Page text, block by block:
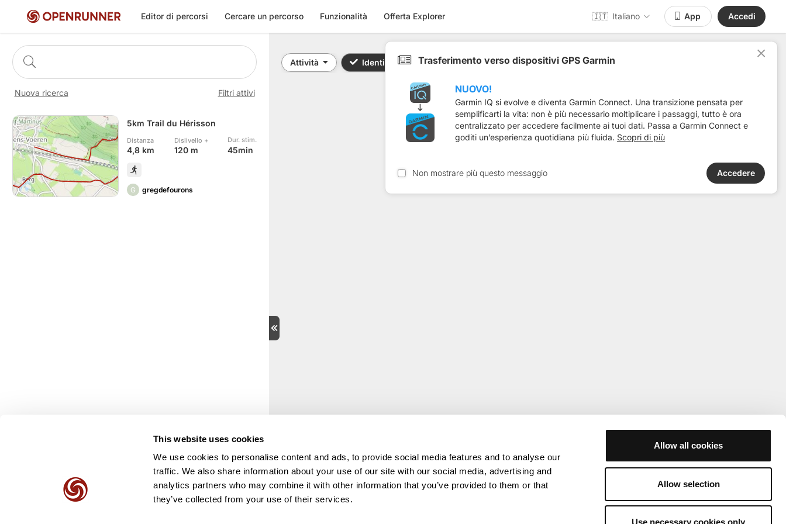
This website uses cookies
We use cookies to personalise content and ads, to provide social media features and to analyse our
traffic. We also share information about your use of our site with our social media, advertising and
analytics partners who may combine it with other information that you’ve provided to them or that
they’ve collected from your use of their services.
Allow all cookies
Allow selection
Use necessary cookies only
Editor di percorsi Cercare un percorso Funzionalità Offerta Explorer 🇮🇹 Italiano App Accedi
Nuova ricerca Filtri attivi
5km Trail du Hérisson
Distanza
4,8 km
Dislivello +
120 m
Dur. stim.
45min
G gregdefourons
Attività Identificativo / Parola chiave: 5661639 Distanza
Trasferimento verso dispositivi GPS Garmin
NUOVO!
Garmin IQ si evolve e diventa Garmin Connect. Una transizione pensata per
semplificarti la vita: non è più necessario moltiplicare i passaggi, tutto è ora
centralizzato per accedere facilmente ai tuoi dati. Passa a Garmin Connect e
goditi un’esperienza quotidiana più fluida. Scopri di più
Non mostrare più questo messaggio Accedere